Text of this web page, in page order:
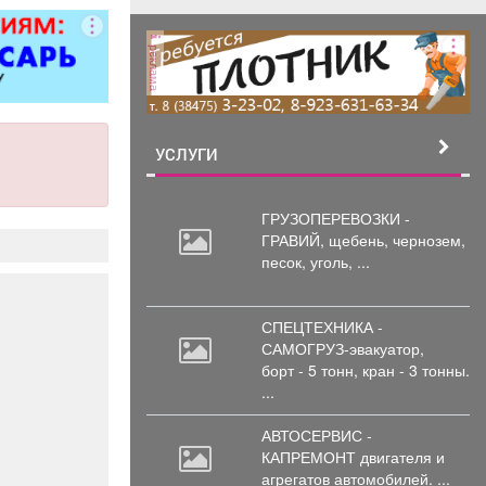
многого
Быстро,
реклама
УСЛУГИ
ГРУЗОПЕРЕВОЗКИ -
ГРАВИЙ, щебень, чернозем,
песок, уголь, ...
СПЕЦТЕХНИКА -
САМОГРУЗ-эвакуатор,
борт - 5 тонн, кран - 3 тонны.
...
АВТОСЕРВИС -
КАПРЕМОНТ двигателя и
агрегатов автомобилей. ...